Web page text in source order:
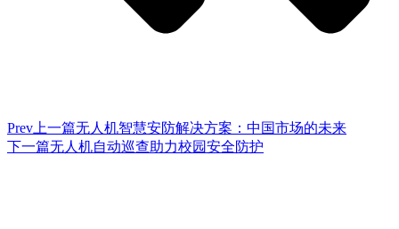
Prev 上一篇无人机智慧安防解决方案：中国市场的未来
下一篇无人机自动巡查助力校园安全防护